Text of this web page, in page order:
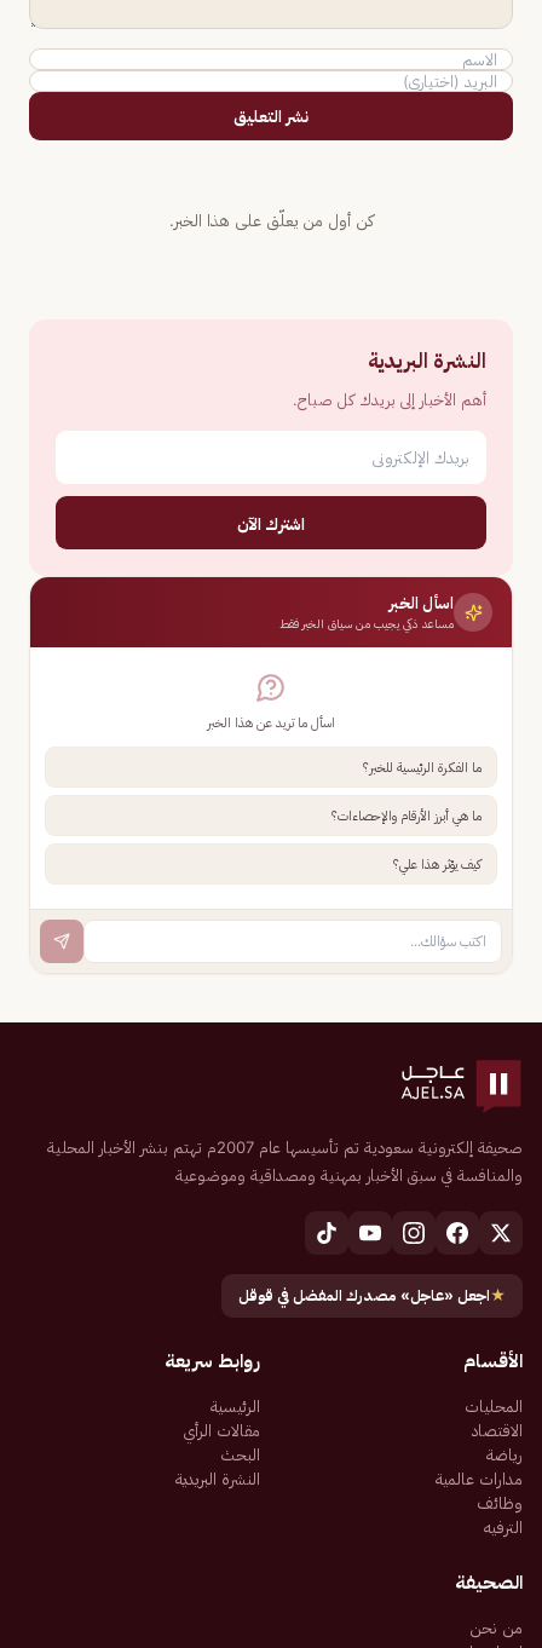
نشر التعليق
كن أول من يعلّق على هذا الخبر.
النشرة البريدية
أهم الأخبار إلى بريدك كل صباح.
اشترك الآن
اسأل الخبر
مساعد ذكي يجيب من سياق الخبر فقط
اسأل ما تريد عن هذا الخبر
ما الفكرة الرئيسية للخبر؟
ما هي أبرز الأرقام والإحصاءات؟
كيف يؤثر هذا علي؟
صحيفة إلكترونية سعودية تم تأسيسها عام 2007م تهتم بنشر الأخبار المحلية
والمنافسة في سبق الأخبار بمهنية ومصداقية وموضوعية
★اجعل «عاجل» مصدرك المفضل في قوقل
الأقسام
المحليات
الاقتصاد
رياضة
مدارات عالمية
وظائف
الترفيه
روابط سريعة
الرئيسية
مقالات الرأي
البحث
النشرة البريدية
الصحيفة
من نحن